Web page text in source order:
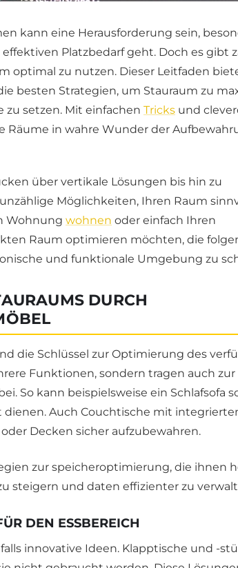
kann eine Herausforderung sein,
Platzbedarf geht. Doch es gibt
optimal zu nutzen. Dieser Leitfaden
besten Strategien, um Stauraum zu
setzen. Mit einfachen Tricks und
Räume in wahre Wunder der
über vertikale Lösungen bis hin zu
Möglichkeiten, Ihren Raum
Wohnung wohnen oder einfach Ihren
Raum optimieren möchten, die
und funktionale Umgebung zu
DURCH
die Schlüssel zur Optimierung des
Funktionen, sondern tragen auch zur
So kann beispielsweise ein Schlafsofa
dienen. Auch Couchtische mit
Decken sicher aufzubewahren.
DEN ESSBEREICH
innovative Ideen. Klapptische und -